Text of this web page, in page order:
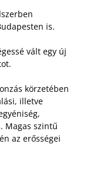
is.
vált egy új
körzetében
illetve
Magas szintű
az erősségei